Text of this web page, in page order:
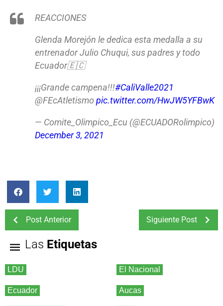
REACCIONES
Glenda Morejón le dedica esta medalla a su
entrenador Julio Chuqui, sus padres y todo
Ecuador🇪🇨
¡¡¡Grande campena!!!#CaliValle2021
@FEcAtletismo pic.twitter.com/HwJW5YFBwK
— Comite_Olimpico_Ecu (@ECUADORolimpico)
December 3, 2021
Post Anterior Siguiente Post
Las Etiquetas
LDU El Nacional
Ecuador Aucas